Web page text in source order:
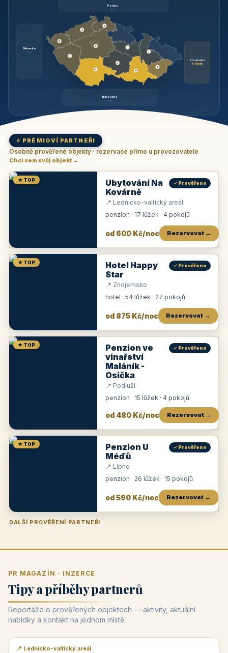
Polsko
brzy
Německo
brzy
Slovensko
6 objektů
Rakousko
brzy
3
9
3
3
3
3
1
2
11
1
6
⭐ PRÉMIOVÍ PARTNEŘI
Osobně prověřené objekty · rezervace přímo u provozovatele
Chci sem svůj objekt →
★ TOP
Ubytování Na
Kovárně
✓ Prověřeno
📍 Lednicko-valtický areál
penzion · 17 lůžek · 4 pokojů
od 600 Kč/noc Rezervovat →
★ TOP
Hotel Happy
Star
✓ Prověřeno
📍 Znojemsko
hotel · 54 lůžek · 27 pokojů
od 875 Kč/noc Rezervovat →
★ TOP
Penzion ve
vinařství
Maláník -
Osička
✓ Prověřeno
📍 Podluží
penzion · 15 lůžek · 4 pokojů
od 480 Kč/noc Rezervovat →
★ TOP
Penzion U
Méďů
✓ Prověřeno
📍 Lipno
penzion · 26 lůžek · 15 pokojů
od 590 Kč/noc Rezervovat →
DALŠÍ PROVĚŘENÍ PARTNEŘI
Penzion U Zámku Pension Faber
PR MAGAZÍN · INZERCE
Tipy a příběhy partnerů
Reportáže o prověřených objektech — aktivity, aktuální
nabídky a kontakt na jednom místě.
📰 PR článek
📍 Lednicko-valtický areál